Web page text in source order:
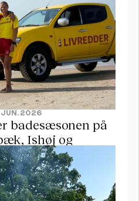
JUN. 2026
badesæsonen på
Ishøj og